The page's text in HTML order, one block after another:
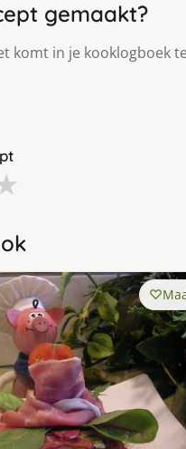
gemaakt?
komt in je kooklogboek